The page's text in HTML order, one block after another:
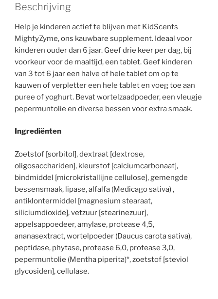
Beschrijving
Help je kinderen actief te blijven met KidScents
MightyZyme, ons kauwbare supplement. Ideaal voor
kinderen ouder dan 6 jaar. Geef drie keer per dag, bij
voorkeur voor de maaltijd, een tablet. Geef kinderen
van 3 tot 6 jaar een halve of hele tablet om op te
kauwen of verpletter een hele tablet en voeg toe aan
puree of yoghurt. Bevat wortelzaadpoeder, een vleugje
pepermuntolie en diverse bessen voor extra smaak.
Ingrediënten
Zoetstof [sorbitol], dextraat [dextrose,
oligosacchariden], kleurstof [calciumcarbonaat],
bindmiddel [microkristallijne cellulose], gemengde
bessensmaak, lipase, alfalfa (Medicago sativa) ,
antiklontermiddel [magnesium stearaat,
siliciumdioxide], vetzuur [stearinezuur],
appelsappoedeer, amylase, protease 4,5,
ananasextract, wortelpoeder (Daucus carota sativa),
peptidase, phytase, protease 6,0, protease 3,0,
pepermuntolie (Mentha piperita)*, zoetstof [steviol
glycosiden], cellulase.